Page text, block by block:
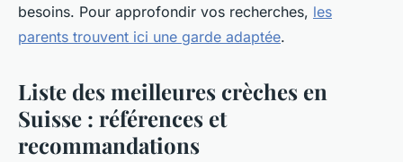
besoins. Pour approfondir vos recherches, les
parents trouvent ici une garde adaptée.
Liste des meilleures crèches en
Suisse : références et
recommandations